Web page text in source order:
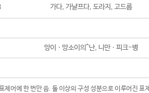
가다, 가냘프다, 도라지, 고드름
망이ㆍ망소이의^난, 니만ㆍ피크-병
어에 한 번만 씀. 둘 이상의 구성 성분으로 이루어진 표제